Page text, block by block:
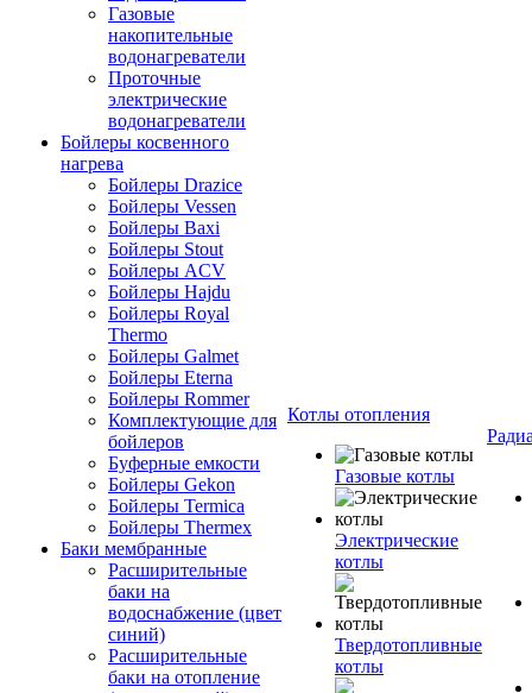
Газовые
накопительные
водонагреватели
Проточные
электрические
водонагреватели
Бойлеры косвенного
нагрева
Бойлеры Drazice
Бойлеры Vessen
Бойлеры Baxi
Бойлеры Stout
Бойлеры ACV
Бойлеры Hajdu
Бойлеры Royal
Thermo
Бойлеры Galmet
Бойлеры Eterna
Бойлеры Rommer
Комплектующие для
бойлеров
Буферные емкости
Бойлеры Gekon
Бойлеры Termica
Бойлеры Thermex
Баки мембранные
Расширительные
баки на
водоснабжение (цвет
синий)
Расширительные
баки на отопление
Котлы отопления
Газовые котлы
Электрические
котлы
Твердотопливные
котлы